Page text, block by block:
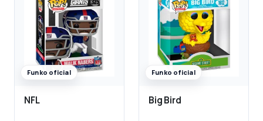
Funko oficial
NFL
Funko oficial
Big Bird